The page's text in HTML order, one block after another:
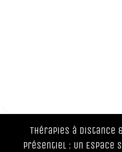
Thérapies à Distance
Présentiel : Un Espace